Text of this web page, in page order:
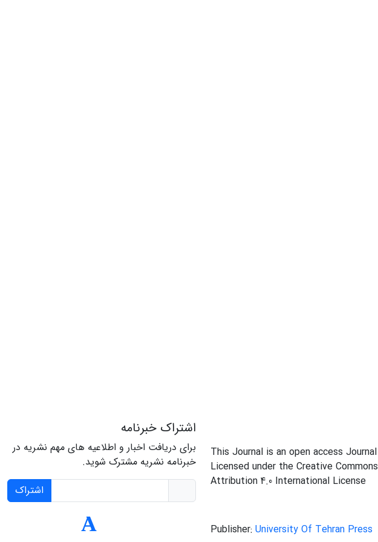
This Journal is an open access Journal
Licensed under the Creative Commons
Attribution 4.0 International License
Publisher: University Of Tehran Press
اشتراک خبرنامه
برای دریافت اخبار و اطلاعیه های مهم نشریه در
خبرنامه نشریه مشترک شوید.
اشتراک